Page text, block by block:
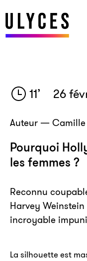
11’ 26
Auteur — Camille
Pourquoi
les femmes ?
Reconnu
Harvey
incroyable
La silhouette est